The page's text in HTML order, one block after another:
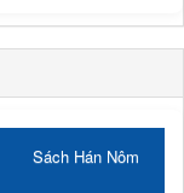
Sách Hán Nôm